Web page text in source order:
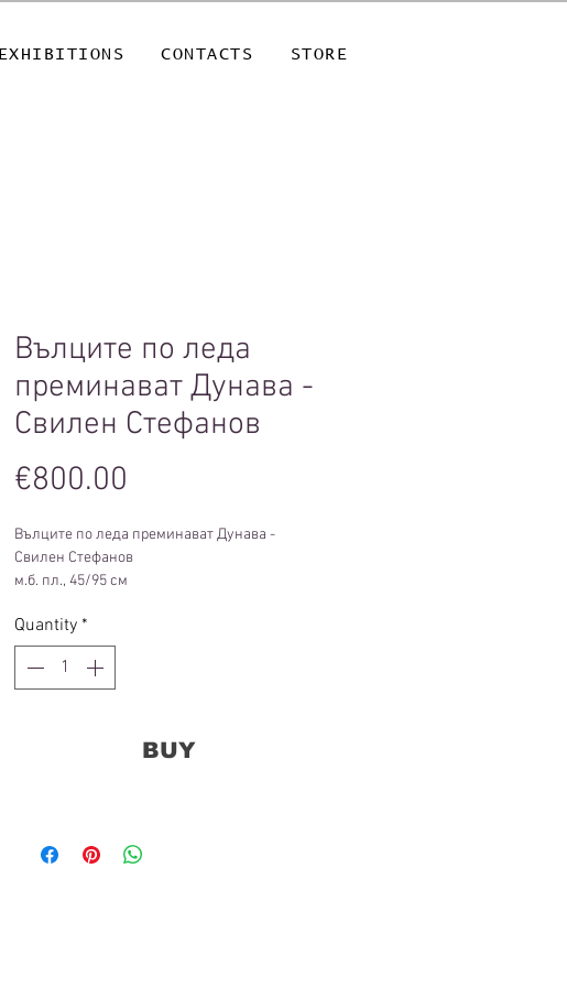
EXHIBITIONS CONTACTS STORE
Вълците по леда
преминават Дунава -
Свилен Стефанов
€800.00
Вълците по леда преминават Дунава -
Свилен Стефанов
м.б. пл., 45/95 см
Quantity *
BUY